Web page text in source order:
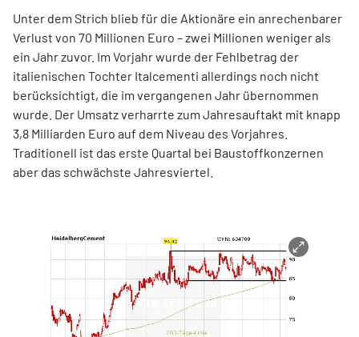
Unter dem Strich blieb für die Aktionäre ein anrechenbarer
Verlust von 70 Millionen Euro – zwei Millionen weniger als
ein Jahr zuvor. Im Vorjahr wurde der Fehlbetrag der
italienischen Tochter Italcementi allerdings noch nicht
berücksichtigt, die im vergangenen Jahr übernommen
wurde. Der Umsatz verharrte zum Jahresauftakt mit knapp
3,8 Milliarden Euro auf dem Niveau des Vorjahres.
Traditionell ist das erste Quartal bei Baustoffkonzernen
aber das schwächste Jahresviertel.